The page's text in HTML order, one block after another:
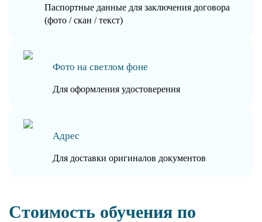
Паспортные данные для заключения договора
(фото / скан / текст)
Фото на светлом фоне
Для оформления удостоверения
Адрес
Для доставки оригиналов документов
Стоимость обучения по